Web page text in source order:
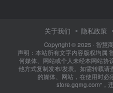
关于我们 隐私政策
Copyright © 2025 · 智慧
声明：本站所有文字内容版权均属
何媒体、网站或个人未经本网站协
他方式复制发布/发表。如需转载请
的媒体、网站，在使用时必
store.gqmg.com"，